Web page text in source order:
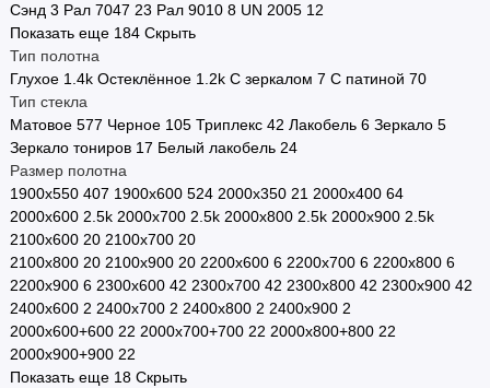
Сэнд 3 Рал 7047 23 Рал 9010 8 UN 2005 12
Показать еще 184 Скрыть
Тип полотна
Глухое 1.4k Остеклённое 1.2k С зеркалом 7 С патиной 70
Тип стекла
Матовое 577 Черное 105 Триплекс 42 Лакобель 6 Зеркало 5
Зеркало тониров 17 Белый лакобель 24
Размер полотна
1900х550 407 1900х600 524 2000х350 21 2000х400 64
2000х600 2.5k 2000х700 2.5k 2000х800 2.5k 2000х900 2.5k
2100х600 20 2100х700 20
2100х800 20 2100х900 20 2200х600 6 2200х700 6 2200х800 6
2200х900 6 2300х600 42 2300х700 42 2300х800 42 2300х900 42
2400х600 2 2400х700 2 2400х800 2 2400х900 2
2000х600+600 22 2000х700+700 22 2000х800+800 22
2000х900+900 22
Показать еще 18 Скрыть